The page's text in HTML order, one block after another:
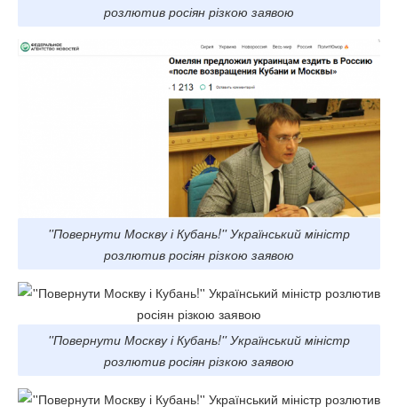
розлютив росіян різкою заявою
''Повернути Москву і Кубань!'' Український міністр
розлютив росіян різкою заявою
''Повернути Москву і Кубань!'' Український міністр
розлютив росіян різкою заявою